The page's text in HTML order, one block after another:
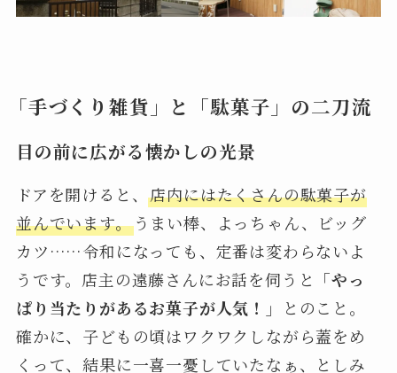
「手づくり雑貨」と「駄菓子」の二刀流
目の前に広がる懐かしの光景
ドアを開けると、店内にはたくさんの駄菓子が
並んでいます。うまい棒、よっちゃん、ビッグ
カツ……令和になっても、定番は変わらないよ
うです。店主の遠藤さんにお話を伺うと 「やっ
ぱり当たりがあるお菓子が人気！」
とのこと。
確かに、子どもの頃はワクワクしながら蓋をめ
くって、結果に一喜一憂していたなぁ、としみ